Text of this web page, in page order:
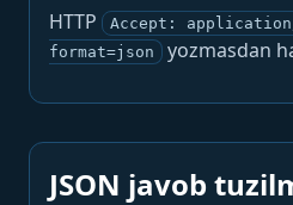
HTTP
Accept:
format=json
yozmasdan
JSON javob